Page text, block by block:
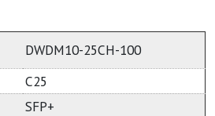
DWDM10-25CH-100
C25
SFP+